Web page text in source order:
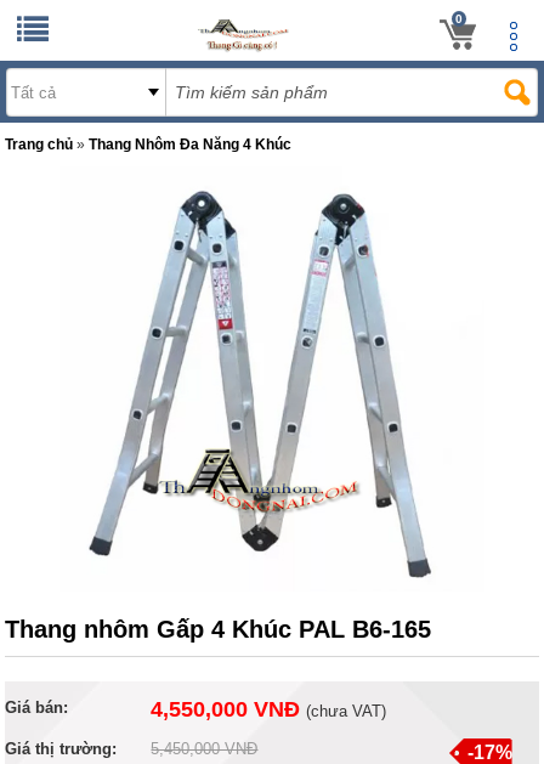
0
Trang chủ »Thang Nhôm Đa Năng 4 Khúc
Thang nhôm Gấp 4 Khúc PAL B6-165
Giá bán: 4,550,000 VNĐ (chưa VAT)
Giá thị trường: 5,450,000 VNĐ -17%